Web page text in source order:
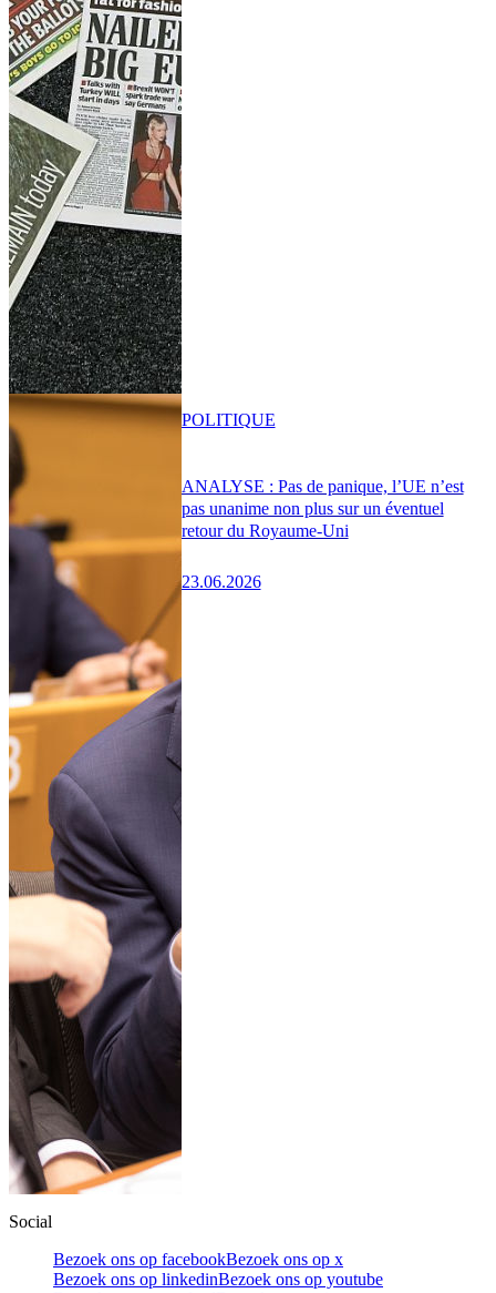
ANALYSE : Pas de panique, l’UE n’est
pas unanime non plus sur un éventuel
retour du Royaume-Uni
23.06.2026
POLITIQUE
Social
Bezoek ons op facebookBezoek ons op x
Bezoek ons op linkedinBezoek ons op youtube